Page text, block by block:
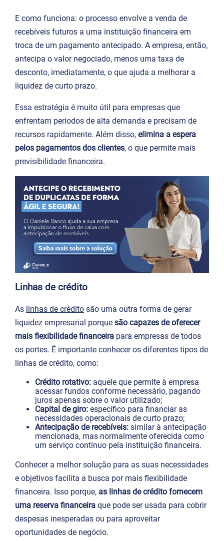
E como funciona: o processo envolve a venda de
recebíveis futuros a uma instituição financeira em
troca de um pagamento antecipado. A empresa, então,
antecipa o valor negociado, menos uma taxa de
desconto, imediatamente, o que ajuda a melhorar a
liquidez de curto prazo.
Essa estratégia é muito útil para empresas que
enfrentam períodos de alta demanda e precisam de
recursos rapidamente. Além disso, elimina a espera
pelos pagamentos dos clientes, o que permite mais
previsibilidade financeira.
Linhas de crédito
As linhas de crédito são uma outra forma de gerar
liquidez empresarial porque são capazes de oferecer
mais flexibilidade financeira para empresas de todos
os portes. É importante conhecer os diferentes tipos de
linhas de crédito, como:
Crédito rotativo: aquele que permite à empresa
acessar fundos conforme necessário, pagando
juros apenas sobre o valor utilizado;
Capital de giro: específico para financiar as
necessidades operacionais de curto prazo;
Antecipação de recebíveis: similar à antecipação
mencionada, mas normalmente oferecida como
um serviço contínuo pela instituição financeira.
Conhecer a melhor solução para as suas necessidades
e objetivos facilita a busca por mais flexibilidade
financeira. Isso porque, as linhas de crédito fornecem
uma reserva financeira que pode ser usada para cobrir
despesas inesperadas ou para aproveitar
oportunidades de negócio.